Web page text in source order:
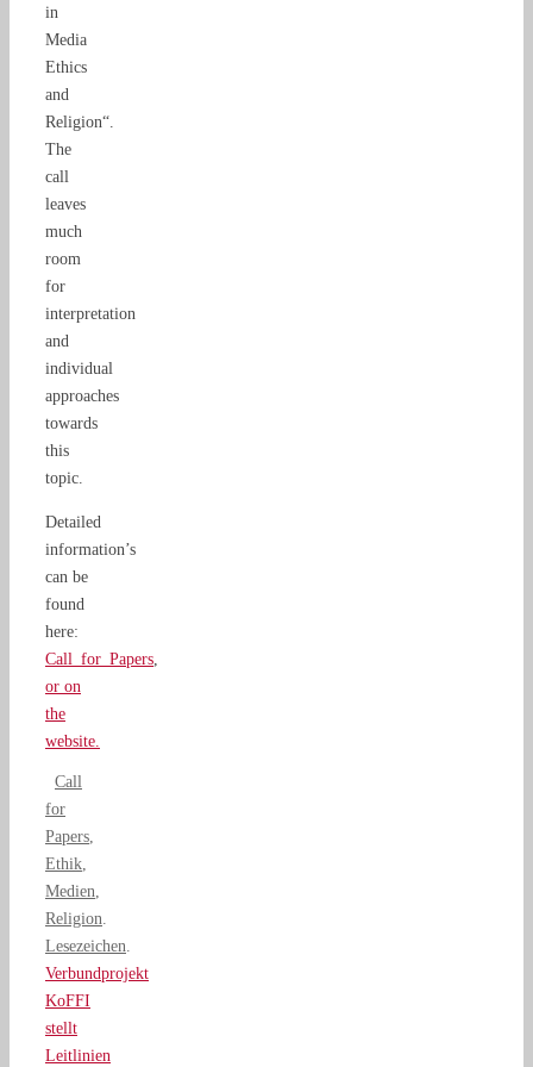
in
Media
Ethics
and
Religion“.
The
call
leaves
much
room
for
interpretation
and
individual
approaches
towards
this
topic.
Detailed
information’s
can be
found
here:
Call_for_Papers
or on
the
website.
Call
for
Papers
Ethik
Medien
Religion
Lesezeichen
Verbundprojekt
KoFFI
stellt
Leitlinien